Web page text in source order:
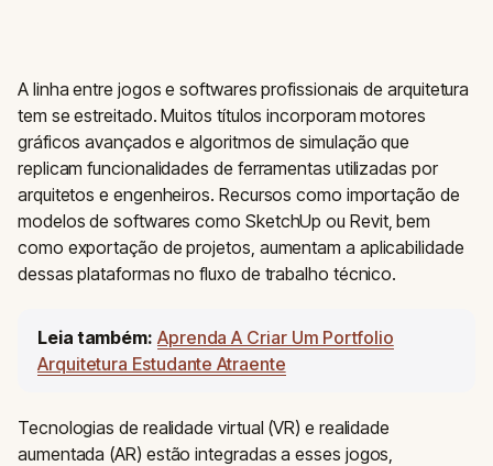
A linha entre jogos e softwares profissionais de arquitetura
tem se estreitado. Muitos títulos incorporam motores
gráficos avançados e algoritmos de simulação que
replicam funcionalidades de ferramentas utilizadas por
arquitetos e engenheiros. Recursos como importação de
modelos de softwares como SketchUp ou Revit, bem
como exportação de projetos, aumentam a aplicabilidade
dessas plataformas no fluxo de trabalho técnico.
Leia também: Aprenda A Criar Um Portfolio
Arquitetura Estudante Atraente
Tecnologias de realidade virtual (VR) e realidade
aumentada (AR) estão integradas a esses jogos,